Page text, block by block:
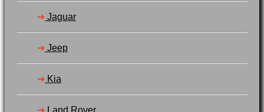
➔ Jaguar
➔ Jeep
➔ Kia
➔ Land Rover